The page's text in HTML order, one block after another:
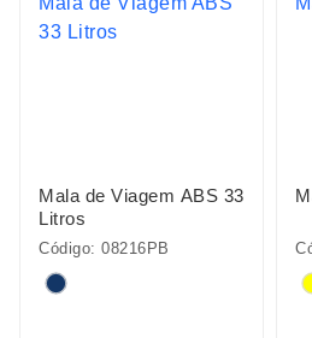
Mala de Viagem ABS 33
Litros
Código: 08216PB